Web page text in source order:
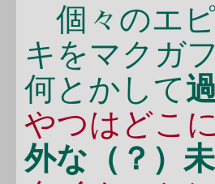
個々のエ
キをマクガ
何とかして
やつはどこ
外な（？）